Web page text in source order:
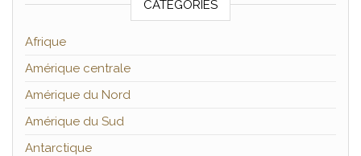
CATÉGORIES
Afrique
Amérique centrale
Amérique du Nord
Amérique du Sud
Antarctique